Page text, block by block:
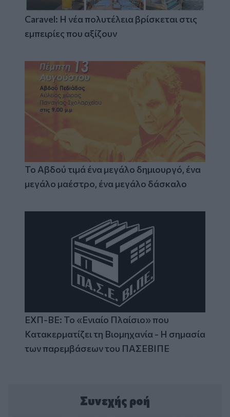
Caravel: Η νέα πολυτέλεια βρίσκεται στις
εμπειρίες που αξίζουν
Το Αβδού τιμά ένα μεγάλο δημιουργό, ένα
μεγάλο μαέστρο, ένα μεγάλο δάσκαλο
ΕΧΠ-ΒΕ: Το «Ενιαίο Πλαίσιο» που
Κατακερματίζει τη Βιομηχανία - Η σημασία
των παρεμβάσεων του ΠΑΣΕΒΙΠΕ
Συνεχής ροή